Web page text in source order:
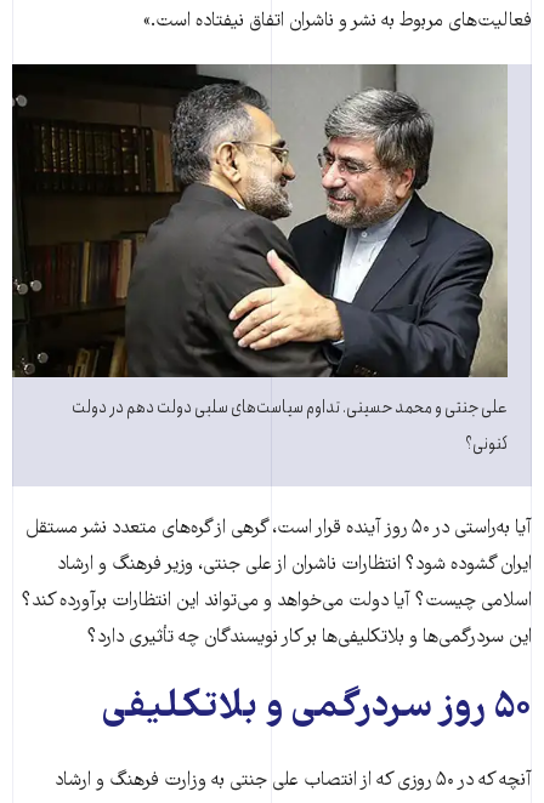
فعالیت‌های مربوط به نشر و ناشران اتفاق نیفتاده است.»
علی جنتی و محمد حسینی. تداوم سیاست‌های سلبی دولت دهم در دولت
کنونی؟
آیا به‌راستی در ۵۰ روز آینده قرار است، گرهی از گره‌های متعدد نشر مستقل
ایران گشوده شود؟ انتظارات ناشران از علی جنتی، وزیر فرهنگ و ارشاد
اسلامی چیست؟ آیا دولت می‌خواهد و می‌تواند این انتظارات برآورده کند؟
این سردرگمی‌ها و بلاتکلیفی‌ها بر کار نویسندگان چه تأثیری دارد؟
۵۰ روز سردرگمی و بلاتکلیفی
آنچه که در ۵۰ روزی که از انتصاب علی جنتی به وزارت فرهنگ و ارشاد